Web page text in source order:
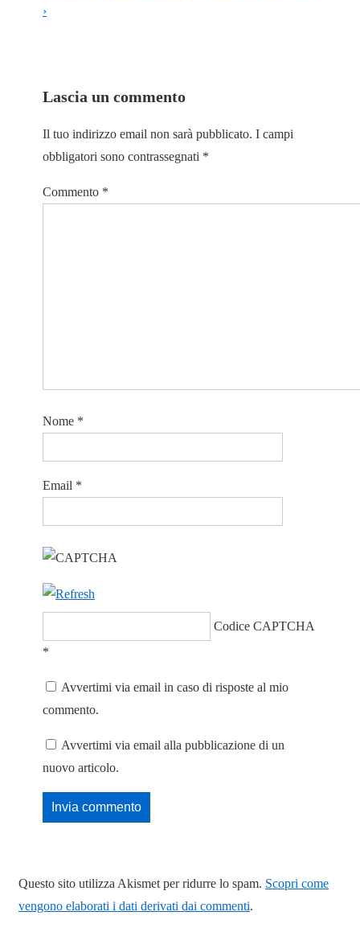
›
Lascia un commento
Il tuo indirizzo email non sarà pubblicato. I campi
obbligatori sono contrassegnati *
Commento *
Nome *
Email *
Codice CAPTCHA
*
Avvertimi via email in caso di risposte al mio
commento.
Avvertimi via email alla pubblicazione di un
nuovo articolo.
Questo sito utilizza Akismet per ridurre lo spam. Scopri come
vengono elaborati i dati derivati dai commenti.